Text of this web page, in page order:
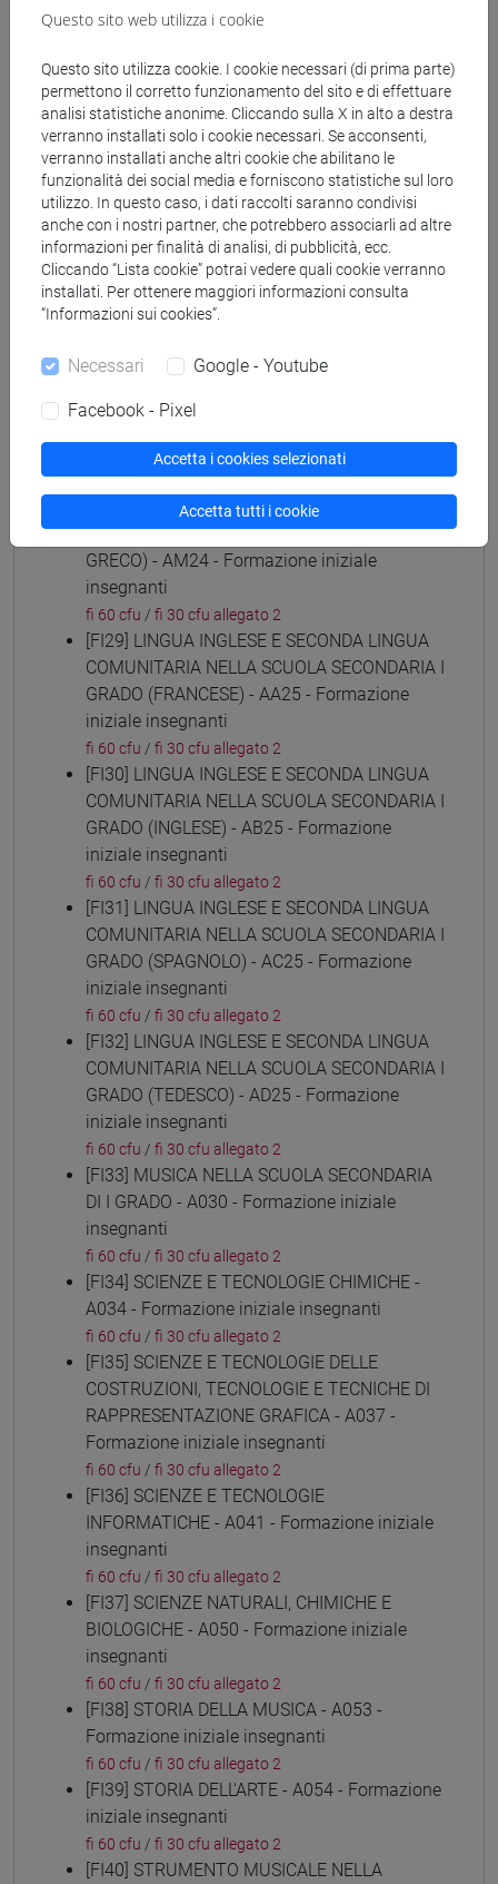
[FI24] LINGUE E CULTURE STRANIERE NEGLI
(GIAPPONESE) - AJ24 - Formazione iniziale
insegnanti
fi 60 cfu/fi 30 cfu allegato 2
[FI25] LINGUE E CULTURE STRANIERE NEGLI
ISTITUTI DI ISTRUZIONE DI II GRADO
(PORTOGHESE) - AN24 - Formazione iniziale
insegnanti
fi 60 cfu/fi 30 cfu allegato 2
[FI26] LINGUA E CULTURA STRANIERA
(EBRAICO) - AK24 - Formazione iniziale
fi 60 cfu / fi 30 cfu allegato 2
[FI27] LINGUA E CULTURA STRANIERA
insegnanti
fi 60 cfu/fi 30 cfu allegato 2
[FI28] LINGUE E CULTURE STRANIERE NEGLI
ISTITUTI DI ISTRUZIONE DI II GRADO (NEO-
GRECO) - AM24 - Formazione iniziale
insegnanti
fi 60 cfu / fi 30 cfu allegato 2
[FI29] LINGUA INGLESE E SECONDA LINGUA
COMUNITARIA NELLA SCUOLA SECONDARIA I
GRADO (FRANCESE) - AA25 - Formazione
iniziale insegnanti
fi 60 cfu / fi 30 cfu allegato 2
[FI30] LINGUA INGLESE E SECONDA LINGUA
COMUNITARIA NELLA SCUOLA SECONDARIA I
GRADO (INGLESE) - AB25 - Formazione
iniziale insegnanti
fi 60 cfu / fi 30 cfu allegato 2
[FI31] LINGUA INGLESE E SECONDA LINGUA
COMUNITARIA NELLA SCUOLA SECONDARIA I
GRADO (SPAGNOLO) - AC25 - Formazione
iniziale insegnanti
fi 60 cfu / fi 30 cfu allegato 2
[FI32] LINGUA INGLESE E SECONDA LINGUA
COMUNITARIA NELLA SCUOLA SECONDARIA I
GRADO (TEDESCO) - AD25 - Formazione
iniziale insegnanti
fi 60 cfu / fi 30 cfu allegato 2
[FI33] MUSICA NELLA SCUOLA SECONDARIA
DI I GRADO - A030 - Formazione iniziale
insegnanti
fi 60 cfu / fi 30 cfu allegato 2
[FI34] SCIENZE E TECNOLOGIE CHIMICHE -
A034 - Formazione iniziale insegnanti
fi 60 cfu / fi 30 cfu allegato 2
[FI35] SCIENZE E TECNOLOGIE DELLE
COSTRUZIONI, TECNOLOGIE E TECNICHE DI
RAPPRESENTAZIONE GRAFICA - A037 -
Formazione iniziale insegnanti
fi 60 cfu / fi 30 cfu allegato 2
[FI36] SCIENZE E TECNOLOGIE
INFORMATICHE - A041 - Formazione iniziale
insegnanti
fi 60 cfu / fi 30 cfu allegato 2
[FI37] SCIENZE NATURALI, CHIMICHE E
BIOLOGICHE - A050 - Formazione iniziale
insegnanti
fi 60 cfu / fi 30 cfu allegato 2
[FI38] STORIA DELLA MUSICA - A053 -
Formazione iniziale insegnanti
fi 60 cfu / fi 30 cfu allegato 2
[FI39] STORIA DELL'ARTE - A054 - Formazione
iniziale insegnanti
fi 60 cfu / fi 30 cfu allegato 2
[FI40] STRUMENTO MUSICALE NELLA
Questo sito web utilizza i cookie
Questo sito utilizza cookie. I cookie necessari (di prima parte)
permettono il corretto funzionamento del sito e di effettuare
analisi statistiche anonime. Cliccando sulla X in alto a destra
verranno installati solo i cookie necessari. Se acconsenti,
verranno installati anche altri cookie che abilitano le
funzionalità dei social media e forniscono statistiche sul loro
utilizzo. In questo caso, i dati raccolti saranno condivisi
anche con i nostri partner, che potrebbero associarli ad altre
informazioni per finalità di analisi, di pubblicità, ecc.
Cliccando “Lista cookie” potrai vedere quali cookie verranno
installati. Per ottenere maggiori informazioni consulta
“Informazioni sui cookies”.
Necessari Google - Youtube
Facebook - Pixel
Accetta i cookies selezionati
Accetta tutti i cookie